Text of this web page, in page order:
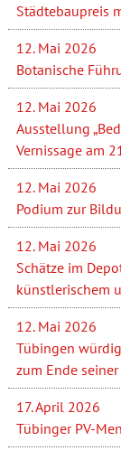
Städtebaupreis
12. Mai 2026
Botanische
12. Mai 2026
Ausstellung
Vernissage am
12. Mai 2026
Podium zur
12. Mai 2026
Schätze im
künstlerischem
12. Mai 2026
Tübingen
zum Ende
17. April 2026
Tübinger PV-